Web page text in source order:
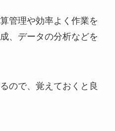
管理や効率よく作業を
、データの分析などを
ので、覚えておくと良